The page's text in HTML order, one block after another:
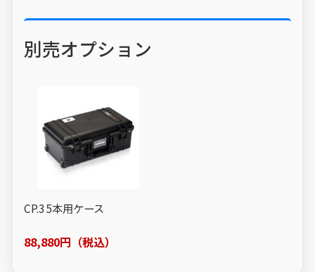
別売オプション
CP.3 5本用ケース
88,880円（税込）